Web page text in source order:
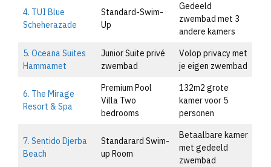
4. TUI Blue
Scheherazade
Standard-Swim-
Up
Gedeeld
zwembad met 3
andere kamers
5. Oceana Suites
Hammamet
Junior Suite privé
zwembad
Volop privacy met
je eigen zwembad
6. The Mirage
Resort & Spa
Premium Pool
Villa Two
bedrooms
132m2 grote
kamer voor 5
personen
7. Sentido Djerba
Beach
Standarard Swim-
up Room
Betaalbare kamer
met gedeeld
zwembad